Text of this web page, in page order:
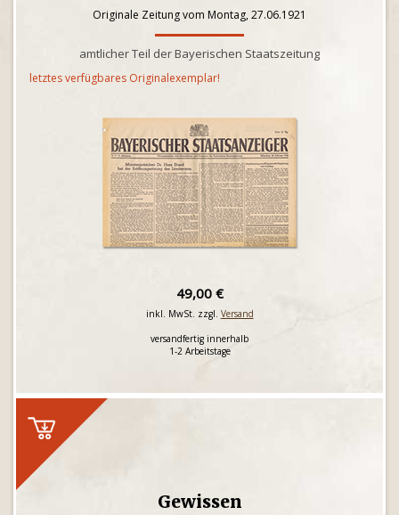
Originale Zeitung vom Montag, 27.06.1921
amtlicher Teil der Bayerischen Staatszeitung
letztes verfügbares Originalexemplar!
49,00 €
inkl. MwSt. zzgl. Versand
versandfertig innerhalb
1-2 Arbeitstage
Gewissen